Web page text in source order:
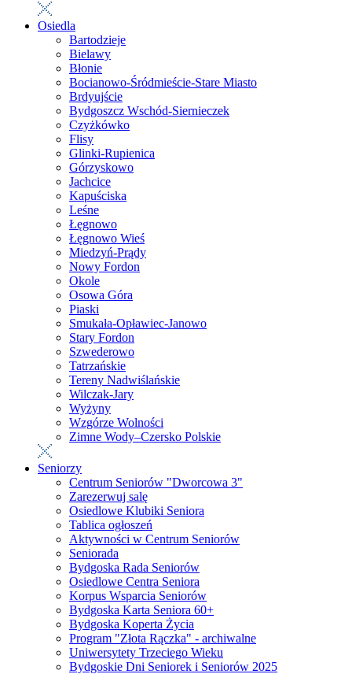
Osiedla
Bartodzieje
Bielawy
Błonie
Bocianowo-Śródmieście-Stare Miasto
Brdyujście
Bydgoszcz Wschód-Siernieczek
Czyżkówko
Flisy
Glinki-Rupienica
Górzyskowo
Jachcice
Kapuściska
Leśne
Łęgnowo
Łęgnowo Wieś
Miedzyń-Prądy
Nowy Fordon
Okole
Osowa Góra
Piaski
Smukała-Opławiec-Janowo
Stary Fordon
Szwederowo
Tatrzańskie
Tereny Nadwiślańskie
Wilczak-Jary
Wyżyny
Wzgórze Wolności
Zimne Wody–Czersko Polskie
Seniorzy
Centrum Seniorów "Dworcowa 3"
Zarezerwuj salę
Osiedlowe Klubiki Seniora
Tablica ogłoszeń
Aktywności w Centrum Seniorów
Seniorada
Bydgoska Rada Seniorów
Osiedlowe Centra Seniora
Korpus Wsparcia Seniorów
Bydgoska Karta Seniora 60+
Bydgoska Koperta Życia
Program "Złota Rączka" - archiwalne
Uniwersytety Trzeciego Wieku
Bydgoskie Dni Seniorek i Seniorów 2025